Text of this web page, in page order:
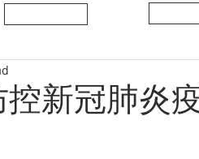
控新冠肺炎